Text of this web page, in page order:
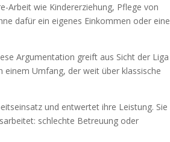
Arbeit wie Kindererziehung, Pflege von
dafür ein eigenes Einkommen oder eine
Argumentation greift aus Sicht der Liga
Umfang, der weit über klassische
und entwertet ihre Leistung. Sie
schlechte Betreuung oder